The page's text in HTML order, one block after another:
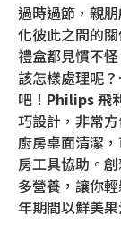
過時過節，親
化彼此之間的
禮盒都見慣不
該怎樣處理呢
吧！ Philips飛
巧設計，非常
廚房桌面清潔
房工具協助。
多營養，讓你
年期間以鮮美